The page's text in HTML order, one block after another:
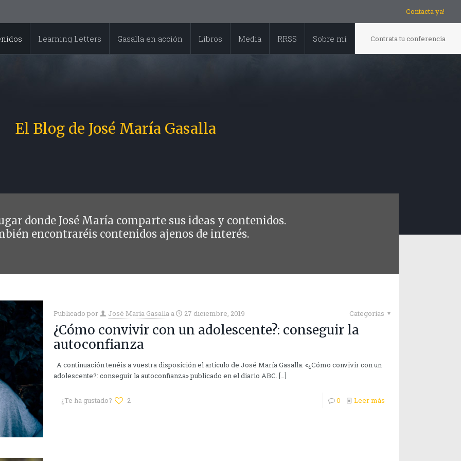
Contacta ya!
Learning Letters Gasalla en acción Libros Media RRSS Sobre mí Contrata tu conferencia
El Blog de José María Gasalla
donde José María comparte sus ideas y contenidos.
encontraréis contenidos ajenos de interés.
Publicado por José María Gasalla a 27 diciembre, 2019 Categorías
¿Cómo convivir con un adolescente?: conseguir la
autoconfianza
A continuación tenéis a vuestra disposición el artículo de José María Gasalla: «¿Cómo convivir con un
adolescente?: conseguir la autoconfianza» publicado en el diario ABC. […]
¿Te ha gustado? 2 0 Leer más